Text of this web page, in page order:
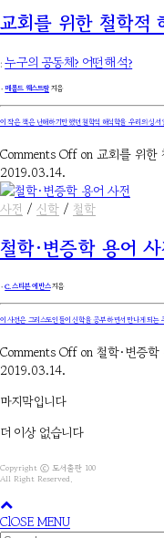
교회를 위한 철학적
:누구의 공동체? 어떤 해석?
۰메롤드 웨스트팔지음
이 작은 책은 난해하기만 했던 철학적 해석학을 우리의 성
Comments Off on 교회를 위한
2019.03.14.
사전 / 신학 / 철학
철학·변증학 용어
۰C. 스티븐 에반스지음
이 사전은 그리스도인들이 신학을 공부하면서 만나게 되는
Comments Off on 철학·변증학
2019.03.14.
마지막입니다
더 이상 없습니다
Copyright ⓒ 도서출판 100
All Right Reserved.
ClOSE MENU